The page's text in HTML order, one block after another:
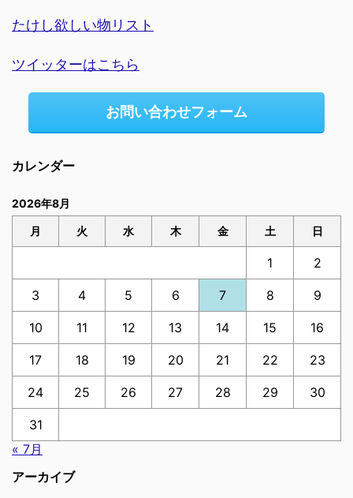
たけし欲しい物リスト
ツイッターはこちら
お問い合わせフォーム
カレンダー
2026年8月
月 火 水 木 金 土 日
1 2
3 4 5 6 7 8 9
10 11 12 13 14 15 16
17 18 19 20 21 22 23
24 25 26 27 28 29 30
31
« 7月
アーカイブ